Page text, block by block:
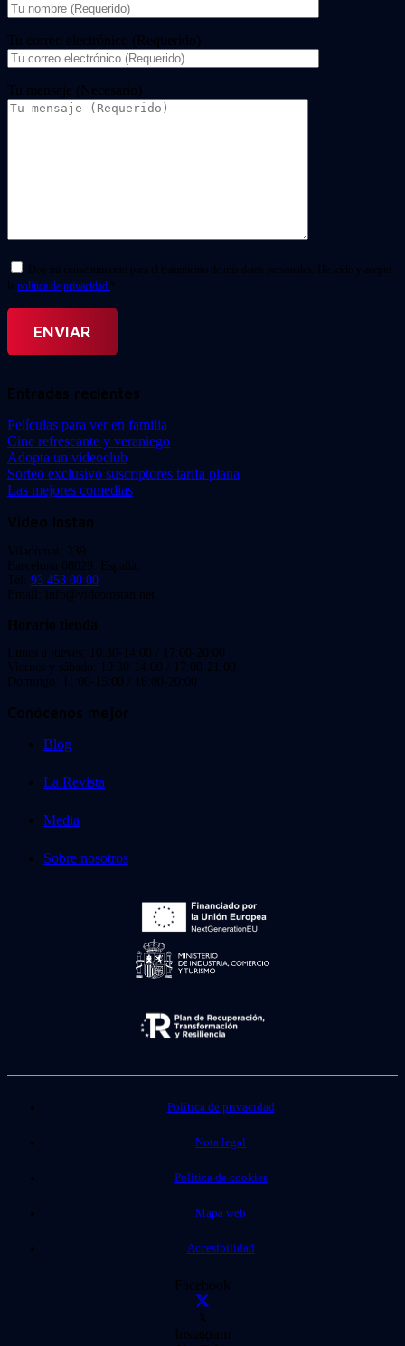
Tu correo electrónico (Requerido)
Tu mensaje (Necesario)
Doy mi consentimiento para el tratamiento de mis datos personales. He leído y acepto
la política de privacidad. *
Entradas recientes
Películas para ver en familia
Cine refrescante y veraniego
Adopta un videoclub
Sorteo exclusivo suscriptores tarifa plana
Las mejores comedias
Video Instan
Viladomat, 239
Barcelona 08029. España.
Tel: 93 453 00 00
Email: info@videoinstan.net
Horario tienda
Lunes a jueves: 10:30-14:00 / 17:00-20:00
Viernes y sábado: 10:30-14:00 / 17:00-21:00
Domingo: 11:00-15:00 / 16:00-20:00
Conócenos mejor
Blog
La Revista
Media
Sobre nosotros
Política de privacidad
Nota legal
Política de cookies
Mapa web
Accesibilidad
Facebook
X
Instagram